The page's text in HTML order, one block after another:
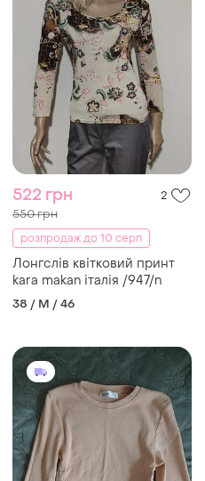
522 грн
550 грн
розпродаж до 10 серп
Лонгслів квітковий принт
kara makan італія /947/n
38 / M / 46